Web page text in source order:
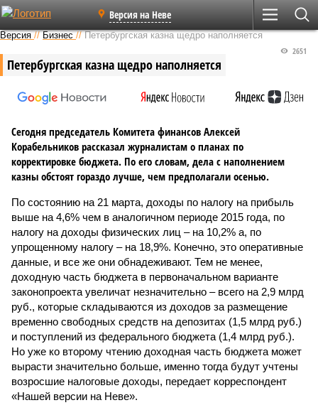
Версия на Неве
Версия //Бизнес //Петербургская казна щедро наполняется
Петербургская казна щедро наполняется
2651
Сегодня председатель Комитета финансов Алексей
Корабельников рассказал журналистам о планах по
корректировке бюджета. По его словам, дела с наполнением
казны обстоят гораздо лучше, чем предполагали осенью.
По состоянию на 21 марта, доходы по налогу на прибыль
выше на 4,6% чем в аналогичном периоде 2015 года, по
налогу на доходы физических лиц – на 10,2% а, по
упрощенному налогу – на 18,9%. Конечно, это оперативные
данные, и все же они обнадеживают. Тем не менее,
доходную часть бюджета в первоначальном варианте
законопроекта увеличат незначительно – всего на 2,9 млрд
руб., которые складываются из доходов за размещение
временно свободных средств на депозитах (1,5 млрд руб.)
и поступлений из федерального бюджета (1,4 млрд руб.).
Но уже ко второму чтению доходная часть бюджета может
вырасти значительно больше, именно тогда будут учтены
возросшие налоговые доходы, передает корреспондент
«Нашей версии на Неве».